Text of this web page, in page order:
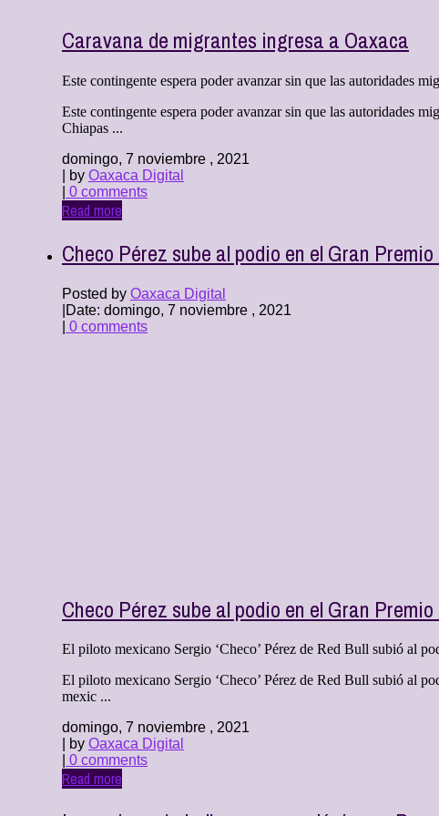
Caravana de migrantes ingresa a Oaxaca
Este contingente espera poder avanzar sin que las autoridades
Este contingente espera poder avanzar sin que las autoridades
Chiapas ...
domingo, 7 noviembre , 2021
| by Oaxaca Digital
0 comments
Read more
Checo Pérez sube al podio en el Gran
Posted by Oaxaca Digital
Date: domingo, 7 noviembre , 2021
0 comments
Checo Pérez sube al podio en el Gran
El piloto mexicano Sergio ‘Checo’ Pérez de Red Bull subió al
El piloto mexicano Sergio ‘Checo’ Pérez de Red Bull subió al
mexic ...
domingo, 7 noviembre , 2021
| by Oaxaca Digital
0 comments
Read more